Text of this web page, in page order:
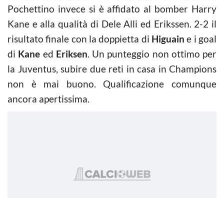
Pochettino invece si è affidato al bomber Harry
Kane e alla qualità di Dele Alli ed Erikssen. 2-2 il
risultato finale con la doppietta di Higuain e i goal
di Kane ed Eriksen. Un punteggio non ottimo per
la Juventus, subire due reti in casa in Champions
non è mai buono. Qualificazione comunque
ancora apertissima.